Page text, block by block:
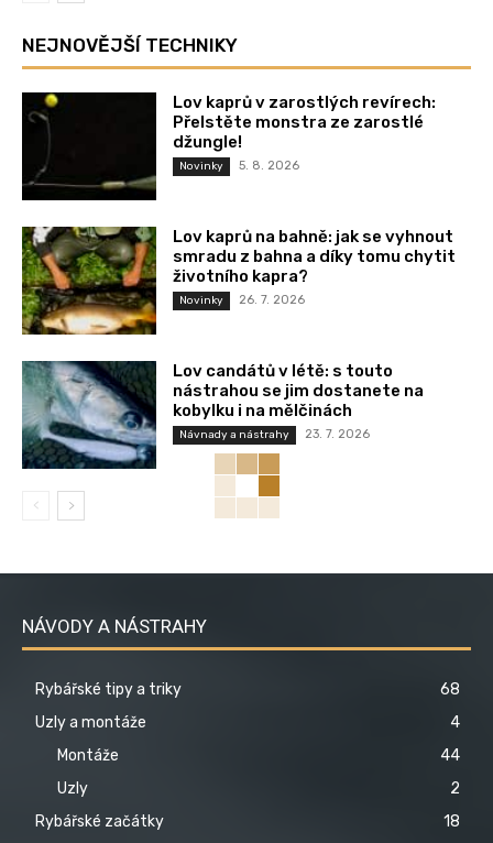
NEJNOVĚJŠÍ TECHNIKY
Lov kaprů v zarostlých revírech:
Přelstěte monstra ze zarostlé
džungle!
Novinky 5. 8. 2026
Lov kaprů na bahně: jak se vyhnout
smradu z bahna a díky tomu chytit
životního kapra?
Novinky 26. 7. 2026
Lov candátů v létě: s touto
nástrahou se jim dostanete na
kobylku i na mělčinách
Návnady a nástrahy 23. 7. 2026
NÁVODY A NÁSTRAHY
Rybářské tipy a triky
68
Uzly a montáže
4
Montáže
44
Uzly
2
Rybářské začátky
18